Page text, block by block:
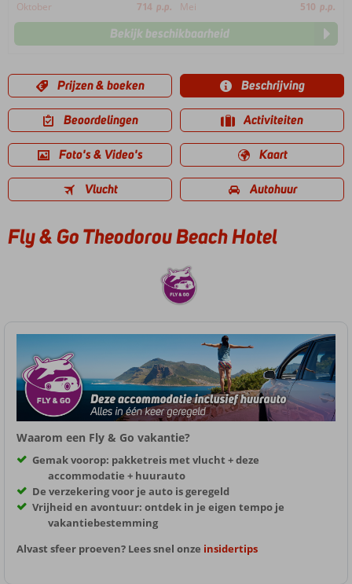
Oktober
714 p.p. Mei 510 p.p.
Bekijk beschikbaarheid
Prijzen & boeken Beschrijving
Beoordelingen Activiteiten
Foto's & Video's Kaart
Vlucht Autohuur
Fly & Go Theodorou Beach Hotel
Waarom een Fly & Go vakantie?
Gemak voorop: pakketreis met vlucht + deze
accommodatie + huurauto
De verzekering voor je auto is geregeld
Vrijheid en avontuur: ontdek in je eigen tempo je
vakantiebestemming
Alvast sfeer proeven? Lees snel onze insidertips